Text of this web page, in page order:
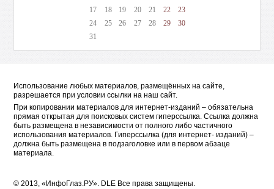
17
18 19 20 21 22
23
24
25 26 27 28 29
30
31
Использование любых материалов, размещённых на сайте,
разрешается при условии ссылки на наш сайт.
При копировании материалов для интернет-изданий – обязательна
прямая открытая для поисковых систем гиперссылка. Ссылка должна
быть размещена в независимости от полного либо частичного
использования материалов. Гиперссылка (для интернет- изданий) –
должна быть размещена в подзаголовке или в первом абзаце
материала.
© 2013, «ИнфоГлаз.РУ». DLE Все права защищены.